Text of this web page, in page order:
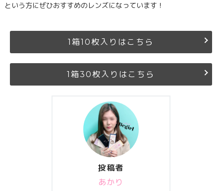
という方にぜひおすすめのレンズになっています！
1箱10枚入りはこちら
1箱30枚入りはこちら
投稿者
あかり